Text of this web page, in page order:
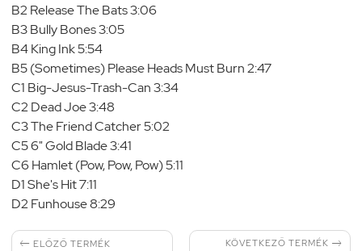
B2 Release The Bats 3:06
B3 Bully Bones 3:05
B4 King Ink 5:54
B5 (Sometimes) Please Heads Must Burn 2:47
C1 Big-Jesus-Trash-Can 3:34
C2 Dead Joe 3:48
C3 The Friend Catcher 5:02
C5 6" Gold Blade 3:41
C6 Hamlet (Pow, Pow, Pow) 5:11
D1 She's Hit 7:11
D2 Funhouse 8:29
 ELŐZŐ TERMÉK KÖVETKEZŐ TERMÉK 